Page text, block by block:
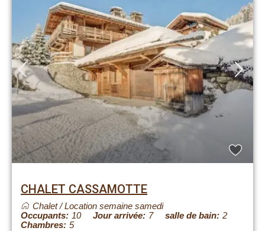
CHALET CASSAMOTTE
Chalet/Location semaine samedi
Occupants: 10 Jour arrivée: 7 salle de bain: 2
Chambres: 5